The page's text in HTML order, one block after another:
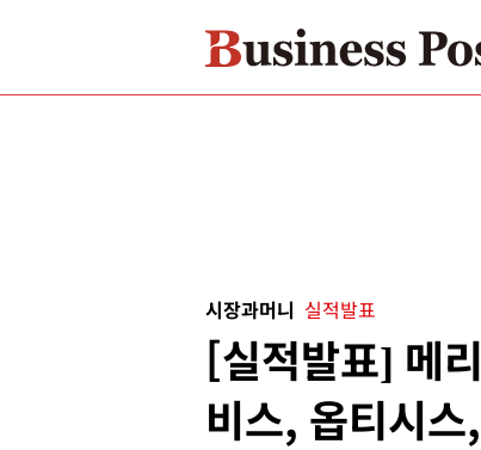
시장과머니 실적발표
[실적발표] 메
비스, 옵티시